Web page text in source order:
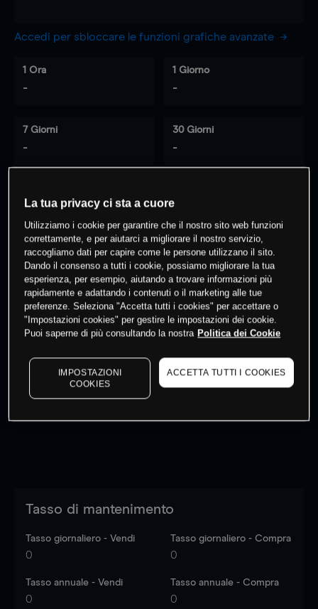
Accedi per sbloccare le funzioni grafiche avanzate
1 Ora
-
1 Giorno
-
7 Giorni
-
30 Giorni
-
0 % dei clienti hanno posizioni
questo prodotto
Fai trading
I prezzi sono solo indicativi. Accediper vedere gli ultimi
dati di mercato
to see latest market data
Tasso di mantenimento
Tasso giornaliero - Vendi
0
Tasso giornaliero - Compra
0
Tasso annuale - Vendi
0
Tasso annuale - Compra
0
La tua privacy ci sta a cuore
Utilizziamo i cookie per garantire che il nostro sito web funzioni
correttamente, e per aiutarci a migliorare il nostro servizio,
raccogliamo dati per capire come le persone utilizzano il sito.
Dando il consenso a tutti i cookie, possiamo migliorare la tua
esperienza, per esempio, aiutando a trovare informazioni più
rapidamente e adattando i contenuti o il marketing alle tue
preferenze. Seleziona "Accetta tutti i cookies" per accettare o
"Impostazioni cookies" per gestire le impostazioni dei cookie.
Puoi saperne di più consultando la nostra Politica dei Cookie
IMPOSTAZIONI
COOKIES
ACCETTA TUTTI I COOKIES